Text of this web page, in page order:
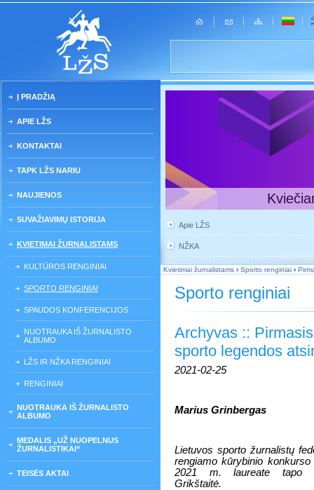
Į PRADŽIĄ
APIE LŽS
KONTAKTAI
TAPK LŽS NARIU
NAUJIENOS
SUVAŽIAVIMŲ ISTORIJA
KVIETIMAI ŽURNALISTAMS
KULTŪROS RENGINIAI
SPORTO RENGINIAI
SPAUDOS KONFERENCIJOS
NUOTRAUKA IŠ ŽURNALISTO
ALBUMO
LŽS IR NŽKA RENGINIAI
RENGINIAI
NUOTRAUKA IŠ ŽURNALISTO
ALBUMO
MEDALIS „UŽ NUOPELNUS
ŽURNALISTIKAI“
TEISĖS AKTAI
Apie LŽS
NŽKA
Kvietimai žurnalistams › Sporto renginiai ›
Sporto renginiai
Archyvas ::
sporto legendos
2021-02-25
Marius Grinbergas
Lietuvos sporto žurnalistų
rengiamo kūrybinio konkurso
2021 m. laureate tapo
Grikštaitė.